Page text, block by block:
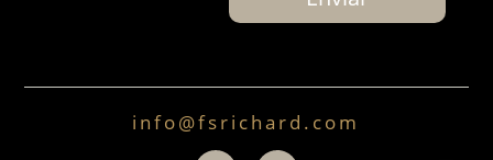
info@fsrichard.com